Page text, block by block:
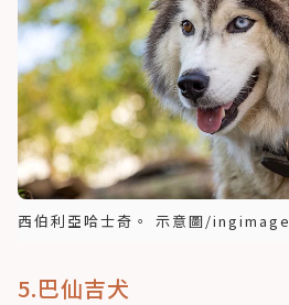
西伯利亞哈士奇。 示意圖/ingimage
5.巴仙吉犬